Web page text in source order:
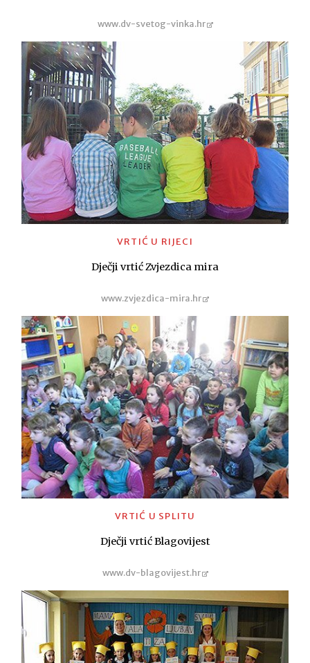
www.dv-svetog-vinka.hr
VRTIĆ U RIJECI
Dječji vrtić Zvjezdica mira
www.zvjezdica-mira.hr
VRTIĆ U SPLITU
Dječji vrtić Blagovijest
www.dv-blagovijest.hr